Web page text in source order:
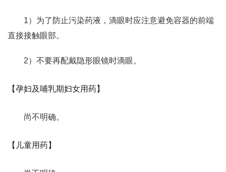
1）为了防止污染药液，滴眼时应注意避免容器的前端
直接接触眼部。
2）不要再配戴隐形眼镜时滴眼。
【孕妇及哺乳期妇女用药】
尚不明确。
【儿童用药】